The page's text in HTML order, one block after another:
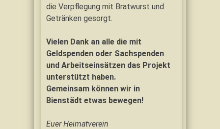
die Verpflegung mit Bratwurst und
Getränken gesorgt.
Vielen Dank an alle die mit
Geldspenden oder Sachspenden
und Arbeitseinsätzen das Projekt
unterstützt haben.
Gemeinsam können wir in
Bienstädt etwas bewegen!
Euer Heimatverein